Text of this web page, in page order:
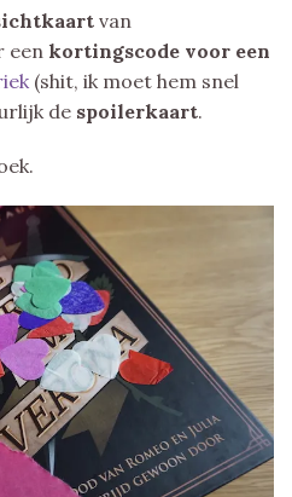
van
een kortingscode voor een
(shit, ik moet hem snel
de spoilerkaart.